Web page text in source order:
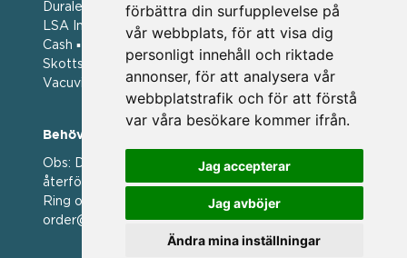
förbättra din surfupplevelse på
vår webbplats, för att visa dig
personligt innehåll och riktade
annonser, för att analysera vår
webbplatstrafik och för att förstå
var våra besökare kommer ifrån.
Jag accepterar
Jag avböjer
Ändra mina inställningar
Duralex ▪ Forged ▪ G3 Ferrari ▪ Ken Hom ▪ Kilner ▪
LSA International ▪ Laguiole Style de Vie ▪ Mason
Cash ▪ Pintinox ▪ Plate-it ▪ Price and Kengsington ▪
Skottsberg ▪ Scandinavian Home ▪ Style de Vie ▪
Vacuvin ▪ Viners ▪ Zack ▪ Zyliss
Behöver du hjälp att beställa?
Obs: Detta är en webshop enbart för våra
återförsäljare.
Ring oss på 036 369070 eller mejla till oss på
order@magasin.nu